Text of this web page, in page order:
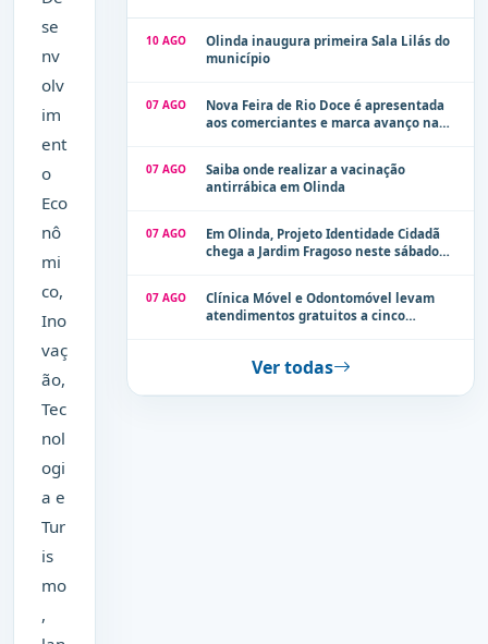
se
nv
olv
im
ent
o
Eco
nô
mi
co,
Ino
vaç
ão,
Tec
nol
ogi
a e
Tur
is
mo
,
10 AGO
Olinda inaugura primeira Sala Lilás do
município
07 AGO
Nova Feira de Rio Doce é apresentada
aos comerciantes e marca avanço na
07 AGO
Saiba onde realizar a vacinação
antirrábica em Olinda
07 AGO
Em Olinda, Projeto Identidade Cidadã
chega a Jardim Fragoso neste sábado
07 AGO
Clínica Móvel e Odontomóvel levam
atendimentos gratuitos a cinco
Ver todas